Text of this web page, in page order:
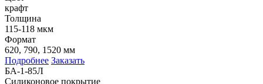
крафт
Толщина
115-118 мкм
Формат
620, 790, 1520 мм
Подробнее Заказать
БА-1-85Л
Силиконовое покрытие